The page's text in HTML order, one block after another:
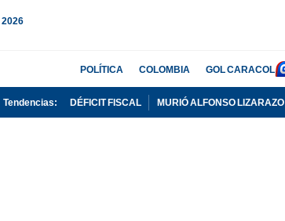
2026
POLÍTICA COLOMBIA GOL CARACOL
Tendencias: DÉFICIT FISCAL MURIÓ ALFONSO LIZARAZO